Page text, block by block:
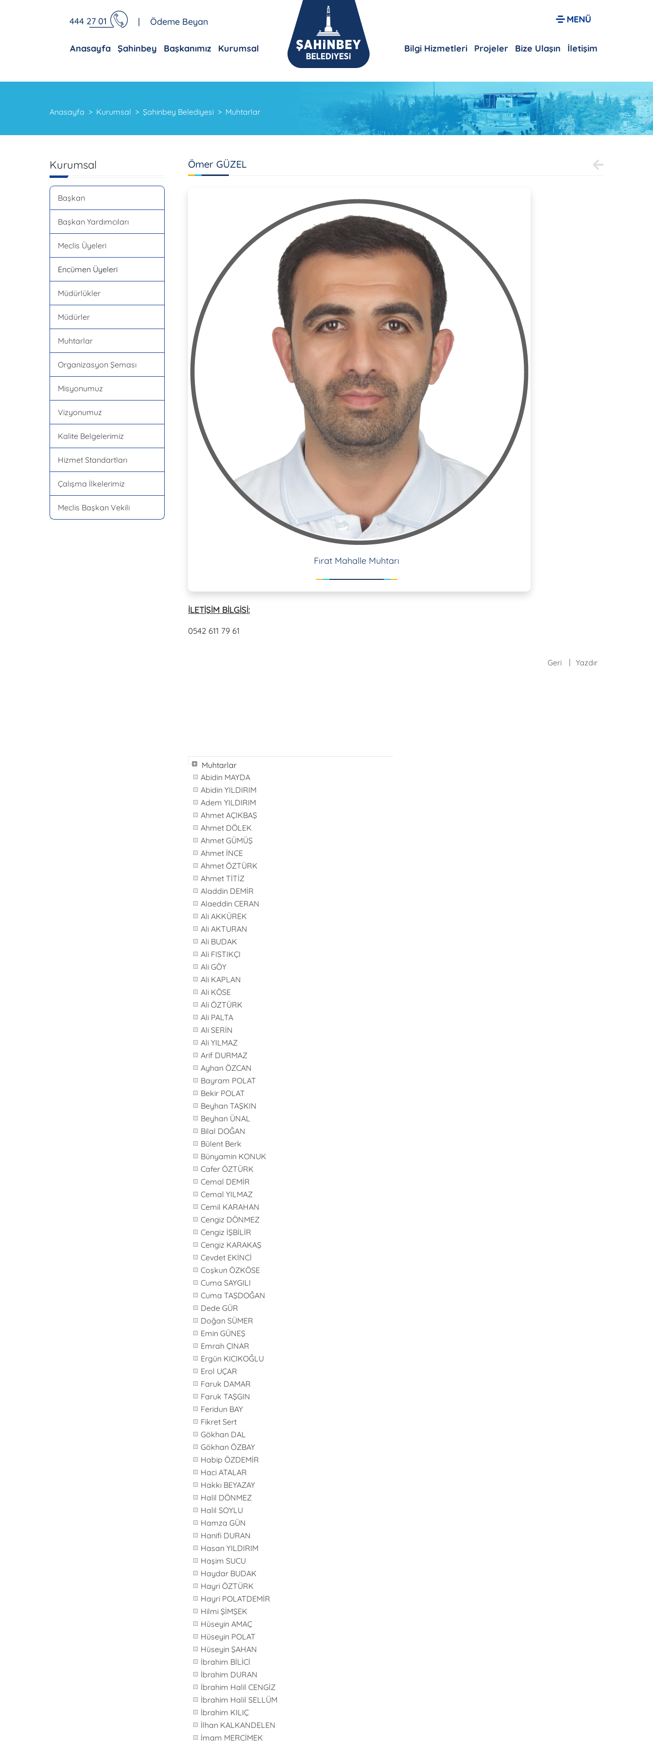
444 27 01 | Ödeme Beyan
Anasayfa Şahinbey Başkanımız Kurumsal Bilgi Hizmetleri Projeler Bize Ulaşın İletişim
Anasayfa Kurumsal Şahinbey Belediyesi Muhtarlar
Kurumsal
Başkan
Başkan Yardımcıları
Meclis Üyeleri
Encümen Üyeleri
Müdürlükler
Müdürler
Muhtarlar
Organizasyon Şeması
Misyonumuz
Vizyonumuz
Kalite Belgelerimiz
Hizmet Standartları
Çalışma İlkelerimiz
Meclis Başkan Vekili
Ömer GÜZEL
Fırat Mahalle Muhtarı
İLETİŞİM BİLGİSİ:
0542 611 79 61
Geri Yazdır
Muhtarlar
Abidin MAYDA
Abidin YILDIRIM
Adem YILDIRIM
Ahmet AÇIKBAŞ
Ahmet DÖLEK
Ahmet GÜMÜŞ
Ahmet İNCE
Ahmet ÖZTÜRK
Ahmet TİTİZ
Aladdin DEMİR
Alaeddin CERAN
Ali AKKÜREK
Ali AKTURAN
Ali BUDAK
Ali FISTIKÇI
Ali GÖY
Ali KAPLAN
Ali KÖSE
Ali ÖZTÜRK
Ali PALTA
Ali SERİN
Ali YILMAZ
Arif DURMAZ
Ayhan ÖZCAN
Bayram POLAT
Bekir POLAT
Beyhan TAŞKIN
Beyhan ÜNAL
Bilal DOĞAN
Bülent Berk
Bünyamin KONUK
Cafer ÖZTÜRK
Cemal DEMİR
Cemal YILMAZ
Cemil KARAHAN
Cengiz DÖNMEZ
Cengiz İŞBİLİR
Cengiz KARAKAŞ
Cevdet EKİNCİ
Coşkun ÖZKÖSE
Cuma SAYGILI
Cuma TAŞDOĞAN
Dede GÜR
Doğan SÜMER
Emin GÜNEŞ
Emrah ÇINAR
Ergün KICIKOĞLU
Erol UÇAR
Faruk DAMAR
Faruk TAŞGIN
Feridun BAY
Fikret Sert
Gökhan DAL
Gökhan ÖZBAY
Habip ÖZDEMİR
Haci ATALAR
Hakkı BEYAZAY
Halil DÖNMEZ
Halil SOYLU
Hamza GÜN
Hanifi DURAN
Hasan YILDIRIM
Haşim SUCU
Haydar BUDAK
Hayri ÖZTÜRK
Hayri POLATDEMİR
Hilmi ŞİMŞEK
Hüseyin AMAÇ
Hüseyin POLAT
Hüseyin ŞAHAN
İbrahim BİLİCİ
İbrahim DURAN
İbrahim Halil CENGİZ
İbrahim Halil SELLÜM
İbrahim KILIÇ
İlhan KALKANDELEN
İmam MERCİMEK